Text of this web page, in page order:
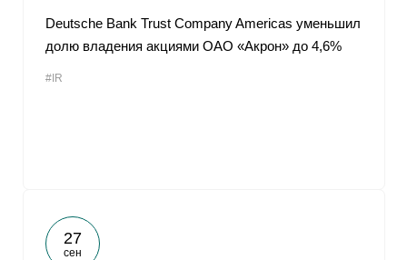
Deutsche Bank Trust Company Americas уменьшил
долю владения акциями ОАО «Акрон» до 4,6%
#IR
27
сен